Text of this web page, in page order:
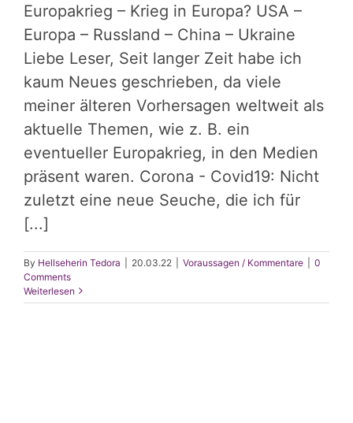
Europakrieg – Krieg in Europa? USA –
Europa – Russland – China – Ukraine
Liebe Leser, Seit langer Zeit habe ich
kaum Neues geschrieben, da viele
meiner älteren Vorhersagen weltweit als
aktuelle Themen, wie z. B. ein
eventueller Europakrieg, in den Medien
präsent waren. Corona - Covid19: Nicht
zuletzt eine neue Seuche, die ich für
[...]
By Hellseherin Tedora 20.03.22 Voraussagen / Kommentare
0
Comments
Weiterlesen